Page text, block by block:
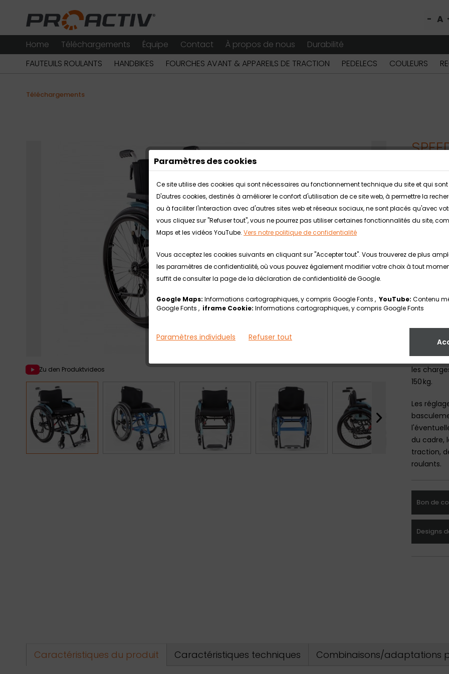
- A
Home Téléchargements Équipe Contact À propos de nous
Durabilité
FAUTEUILS ROULANTS
HANDBIKES FOURCHES AVANT & APPAREILS DE TRACTION PEDELECS COULEURS
Téléchargements
Zu den Produktvideos
La
adaptée
(Alber
qu'à
Les
partir
place et
Il est
châssis
fourche
les
150 kg.
Les
du cadre,
traction,
roulants.
Designs
Bon de
Caractéristiques du produit Caractéristiques techniques Combinaisons/adaptations
Paramètres des cookies
Ce site utilise des cookies qui sont nécessaires au fonctionnement technique du site et qui
D'autres cookies, destinés à améliorer le confort d'utilisation de ce site web, à permettre la
ou à faciliter l'interaction avec d'autres sites web et réseaux sociaux, ne sont placés qu'avec
vous cliquez sur "Refuser tout", vous ne pourrez pas utiliser certaines fonctionnalités du site,
Maps et les vidéos YouTube. Vers notre politique de confidentialité
Vous acceptez les cookies suivants en cliquant sur "Accepter tout". Vous trouverez de plus
les paramètres de confidentialité, où vous pouvez également modifier votre choix à tout
suffit de consulter la page de la déclaration de confidentialité de Google.
Google Maps: Informations cartographiques, y compris Google Fonts , YouTube: Contenu
Google Fonts , iframe Cookie: Informations cartographiques, y compris Google Fonts
Paramètres individuels Refuser tout